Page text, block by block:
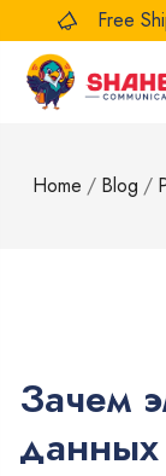
Free
Home / Blog /
Зачем
данных